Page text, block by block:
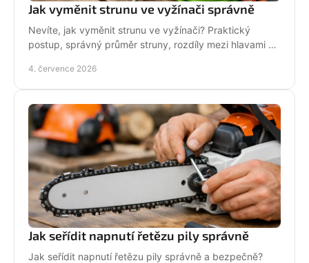
Jak vyměnit strunu ve vyžínači správně
Nevíte, jak vyměnit strunu ve vyžínači? Praktický
postup, správný průměr struny, rozdíly mezi hlavami a
4. července 2026
Jak seřídit napnutí řetězu pily správně
Jak seřídit napnutí řetězu pily správně a bezpečně?